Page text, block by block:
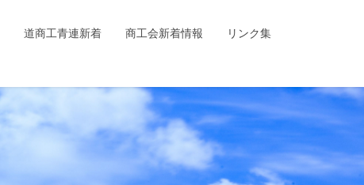
道商工青連新着 商工会新着情報 リンク集